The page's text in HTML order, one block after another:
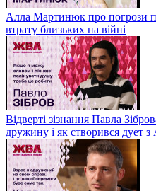
Алла Мартинюк про погрози
втрату близьких на війні
Відверті зізнання Павла
дружину і як створився дует